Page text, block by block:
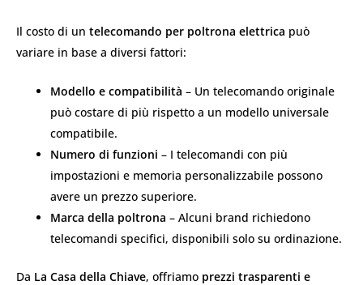
Il costo di un telecomando per poltrona elettrica può
variare in base a diversi fattori:
Modello e compatibilità – Un telecomando originale
può costare di più rispetto a un modello universale
compatibile.
Numero di funzioni – I telecomandi con più
impostazioni e memoria personalizzabile possono
avere un prezzo superiore.
Marca della poltrona – Alcuni brand richiedono
telecomandi specifici, disponibili solo su ordinazione.
Da La Casa della Chiave, offriamo prezzi trasparenti e